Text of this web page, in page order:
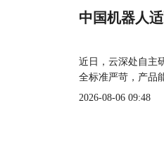
中国机器人
近日，云深处自主
全标准严苛，产品
2026-08-06 09:48